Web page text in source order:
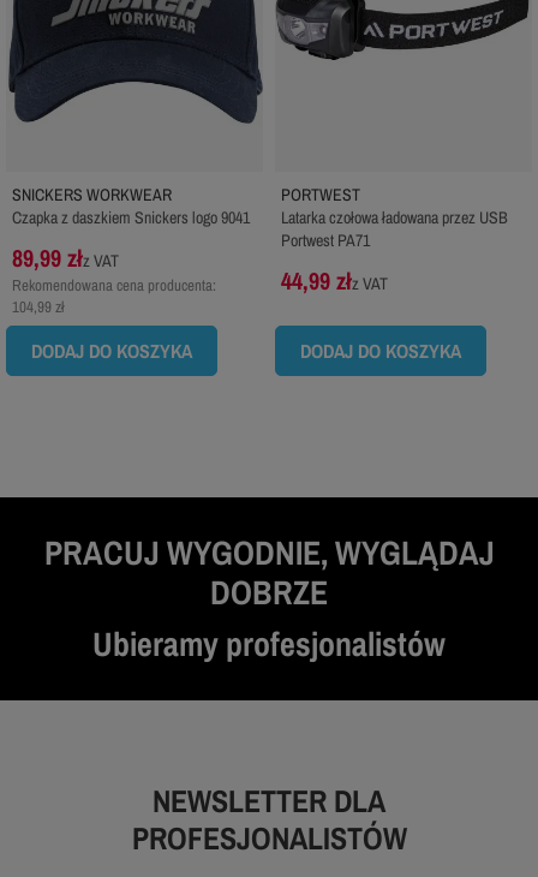
SNICKERS WORKWEAR
Czapka z daszkiem Snickers logo 9041
89,99 złz VAT
Rekomendowana cena producenta:
104,99 zł
DODAJ DO KOSZYKA
PORTWEST
Latarka czołowa ładowana przez USB
Portwest PA71
44,99 złz VAT
DODAJ DO KOSZYKA
PRACUJ WYGODNIE, WYGLĄDAJ
DOBRZE
Ubieramy profesjonalistów
NEWSLETTER DLA
PROFESJONALISTÓW